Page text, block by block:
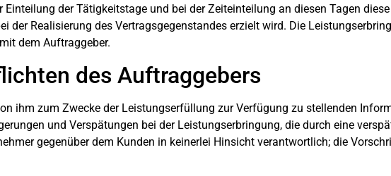
Einteilung der Tätigkeitstage und bei der Zeiteinteilung an diesen Tagen
der Realisierung des Vertragsgegenstandes erzielt wird. Die
dem Auftraggeber.
des Auftraggebers
ihm zum Zwecke der Leistungserfüllung zur Verfügung zu stellenden
und Verspätungen bei der Leistungserbringung, die durch eine
gegenüber dem Kunden in keinerlei Hinsicht verantwortlich; die